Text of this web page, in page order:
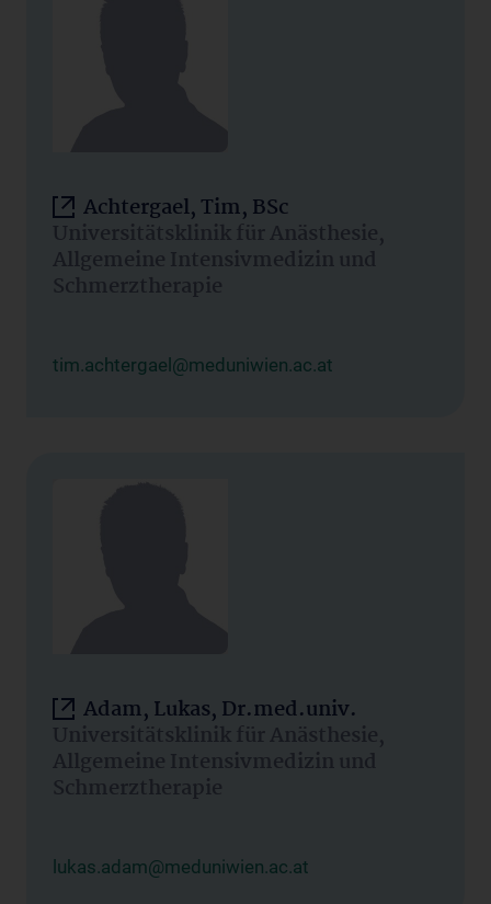
Achtergael, Tim, BSc
Universitätsklinik für Anästhesie,
Allgemeine Intensivmedizin und
Schmerztherapie
tim.achtergael@meduniwien.ac.at
Adam, Lukas, Dr.med.univ.
Universitätsklinik für Anästhesie,
Allgemeine Intensivmedizin und
Schmerztherapie
lukas.adam@meduniwien.ac.at